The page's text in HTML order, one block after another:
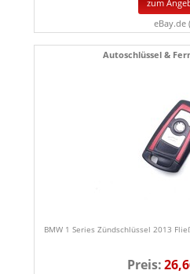
zum
eBay.de
Autoschlüssel &
BMW 1 Series Zündschlüssel 2013
Preis: